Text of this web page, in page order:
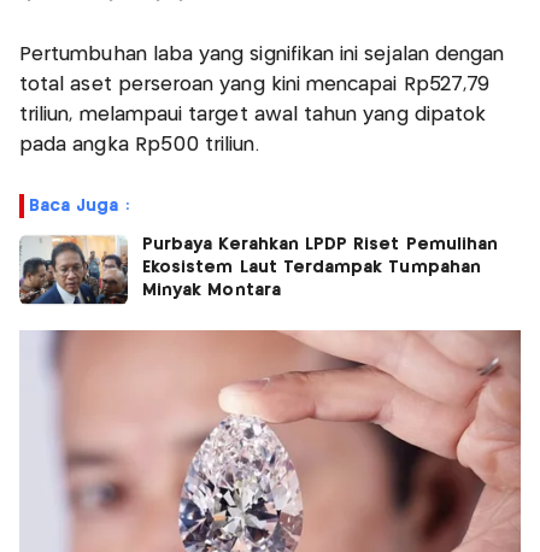
Pertumbuhan laba yang signifikan ini sejalan dengan
total aset perseroan yang kini mencapai Rp527,79
triliun, melampaui target awal tahun yang dipatok
pada angka Rp500 triliun.
Baca Juga :
Purbaya Kerahkan LPDP Riset Pemulihan
Ekosistem Laut Terdampak Tumpahan
Minyak Montara